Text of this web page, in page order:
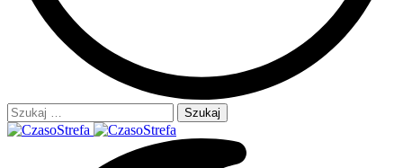
Szukaj: